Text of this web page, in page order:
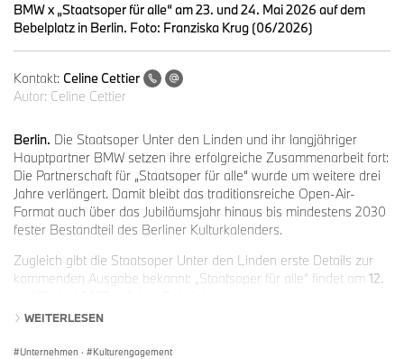
BMW x „Staatsoper für alle“ am 23. und 24. Mai 2026 auf dem
Bebelplatz in Berlin. Foto: Franziska Krug (06/2026)
Kontakt: Celine Cettier
Autor: Celine Cettier
Berlin. Die Staatsoper Unter den Linden und ihr langjähriger
Hauptpartner BMW setzen ihre erfolgreiche Zusammenarbeit fort:
Die Partnerschaft für „Staatsoper für alle“ wurde um weitere drei
Jahre verlängert. Damit bleibt das traditionsreiche Open-Air-
Format auch über das Jubiläumsjahr hinaus bis mindestens 2030
fester Bestandteil des Berliner Kulturkalenders.
Zugleich gibt die Staatsoper Unter den Linden erste Details zur
kommenden Ausgabe bekannt: „Staatsoper für alle“ findet am 12.
Opern-Live-Übertragung und dem Open-Air-Konzert der
Live-Übertragung einer Vorstellung des Staatsballetts Berlin
WEITERLESEN
Unternehmen · Kulturengagement